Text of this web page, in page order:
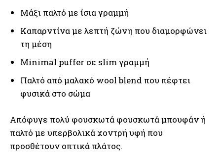
Μάξι παλτό με ίσια γραμμή
Καπαρντίνα με λεπτή ζώνη που διαμορφώνει
τη μέση
Minimal puffer σε slim γραμμή
Παλτό από μαλακό wool blend που πέφτει
φυσικά στο σώμα
Απόφυγε πολύ φουσκωτά φουσκωτά μπουφάν ή
παλτό με υπερβολικά χοντρή υφή που
προσθέτουν οπτικά πλάτος.